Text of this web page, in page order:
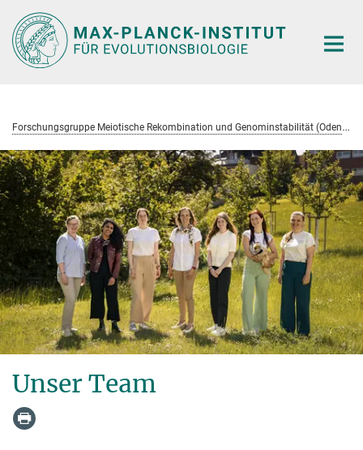
Hauptinhalt
F
orschungsgruppe Meiotische Rekombination und Genominstabilität (Odenthal-Hesse)
Unser Team